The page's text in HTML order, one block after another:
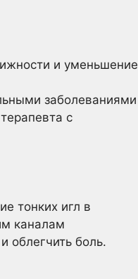
и уменьшение
заболеваниями
с
тонких игл в
каналам
облегчить боль.